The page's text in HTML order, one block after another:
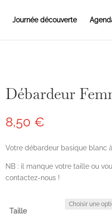
Journée découverte
Débardeur
8,50 €
Votre débardeur basique blanc
NB : il manque votre taille ou
contactez-nous !
Taille